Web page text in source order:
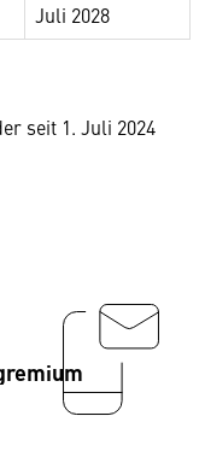
Juli 2028
seit 1. Juli 2024